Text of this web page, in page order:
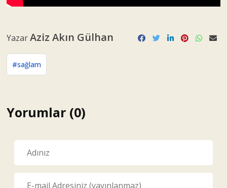
YazarAziz Akın Gülhan
#sağlam
Yorumlar (0)